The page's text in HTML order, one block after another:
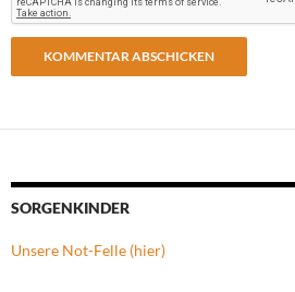
SORGENKINDER
Unsere Not-Felle (hier)